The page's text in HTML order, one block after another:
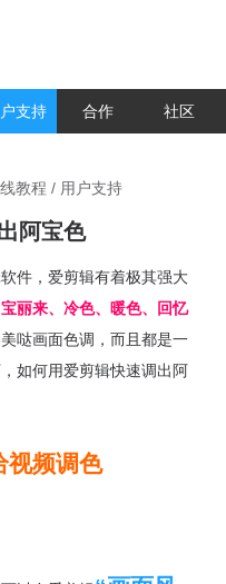
支持 合作 社区
教程 / 用户支持
阿宝色
件，爱剪辑有着极其强大
丽来、冷色、暖色、回忆
哒画面色调，而且都是一
如何用爱剪辑快速调出阿
视频调色